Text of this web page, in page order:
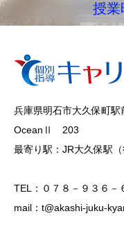
授業
兵庫県明石市大久保町駅
OceanⅡ 203
最寄り駅：JR大久保駅（
TEL：０７８－９３６－
mail：t@akashi-juku-